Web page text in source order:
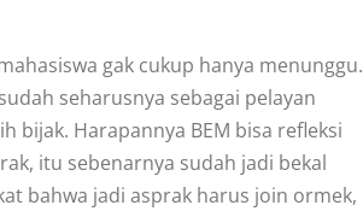
gak cukup hanya menunggu.
seharusnya sebagai pelayan
bijak. Harapannya BEM bisa refleksi
itu sebenarnya sudah jadi bekal
bahwa jadi asprak harus join ormek,